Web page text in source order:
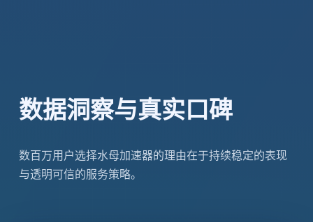
数据洞察与真实口碑
数百万用户选择水母加速器的理由在于持续稳定的表现
与透明可信的服务策略。